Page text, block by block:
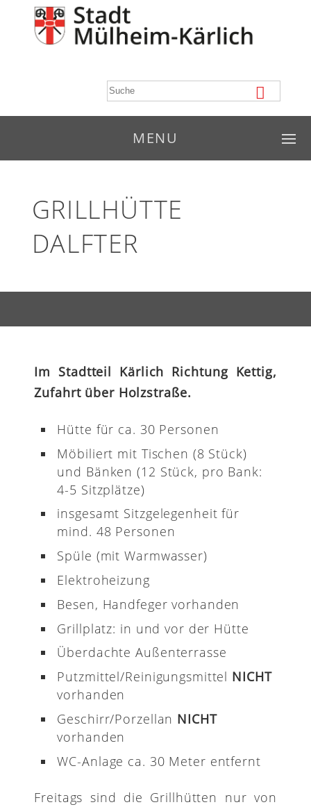
MENU
GRILLHÜTTE
DALFTER
Im Stadtteil Kärlich Richtung Kettig,
Zufahrt über Holzstraße.
Hütte für ca. 30 Personen
Möbiliert mit Tischen (8 Stück)
und Bänken (12 Stück, pro Bank:
4-5 Sitzplätze)
insgesamt Sitzgelegenheit für
mind. 48 Personen
Spüle (mit Warmwasser)
Elektroheizung
Besen, Handfeger vorhanden
Grillplatz: in und vor der Hütte
Überdachte Außenterrasse
Putzmittel/Reinigungsmittel NICHT
vorhanden
Geschirr/Porzellan NICHT
vorhanden
WC-Anlage ca. 30 Meter entfernt
Freitags sind die Grillhütten nur von